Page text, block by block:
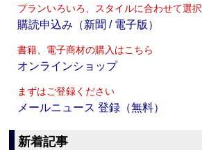
プランいろいろ、スタイルに合わせて選択
購読申込み（新聞 / 電子版）
書籍、電子商材の購入はこちら
オンラインショップ
まずはご登録ください
メールニュース 登録（無料）
新着記事